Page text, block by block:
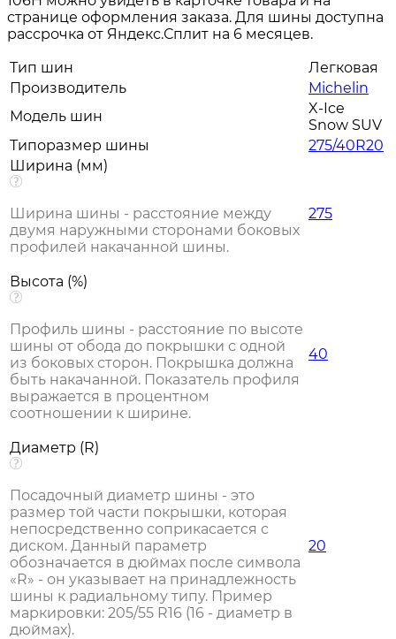
странице оформления заказа. Для шины доступна
рассрочка от Яндекс.Сплит на 6 месяцев.
Тип шин
Легковая
Производитель
Michelin
Модель шин
X-Ice
Snow SUV
Типоразмер шины
275/40R20
Ширина (мм)
Ширина шины - расстояние между
двумя наружными сторонами боковых
профилей накачанной шины.
275
Высота (%)
Профиль шины - расстояние по высоте
шины от обода до покрышки с одной
из боковых сторон. Покрышка должна
быть накачанной. Показатель профиля
выражается в процентном
соотношении к ширине.
40
Диаметр (R)
Посадочный диаметр шины - это
размер той части покрышки, которая
непосредственно соприкасается с
диском. Данный параметр
обозначается в дюймах после символа
«R» - он указывает на принадлежность
шины к радиальному типу. Пример
маркировки: 205/55 R16 (16 - диаметр в
дюймах).
20